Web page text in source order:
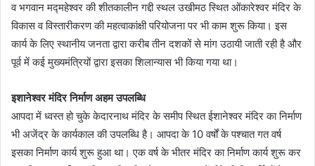
व भगवान मद्महेश्वर की शीतकालीन गद्दी स्थल उखीमठ स्थित ओंकारेश्वर मंदिर के
विकास व विस्तारीकरण की महत्वाकांक्षी परियोजना पर भी काम शुरू किया। इस
कार्य के लिए स्थानीय जनता द्वारा करीब तीन दशकों से मांग उठायी जाती रही है और
पूर्व में कई मुख्यमंत्रियों द्वारा इसका शिलान्यास भी किया गया था।
इशानेश्वर मंदिर निर्माण अहम उपलब्धि
आपदा में ध्वस्त हो चुके केदारनाथ मंदिर के समीप स्थित ईशानेश्वर मंदिर का निर्माण
भी अजेंद्र के कार्यकाल की उपलब्धि है। आपदा के 10 वर्षों के पश्चात गत वर्ष
इसका निर्माण कार्य शुरू हुआ था। एक वर्ष के भीतर मंदिर का निर्माण कार्य शुरू कर